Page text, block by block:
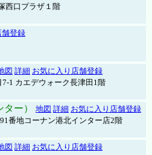
西口プラザ１階
舗登録
図 詳細 お気に入り店舗登録
1 カエデウォーク長津田1階
ー） 地図 詳細 お気に入り店舗登録
番地コーナン港北インター店2階
図 詳細 お気に入り店舗登録